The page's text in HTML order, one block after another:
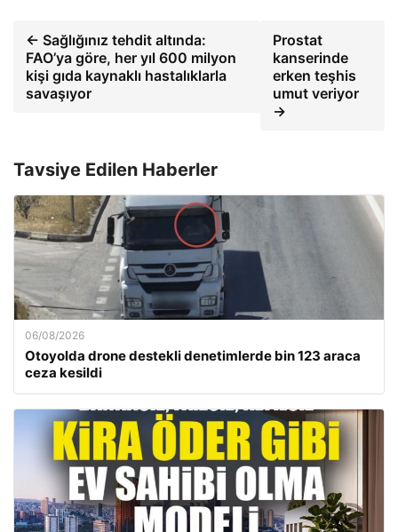
← Sağlığınız tehdit altında:
FAO’ya göre, her yıl 600 milyon
kişi gıda kaynaklı hastalıklarla
savaşıyor
Prostat
kanserinde
erken teşhis
umut veriyor
→
Tavsiye Edilen Haberler
06/08/2026
Otoyolda drone destekli denetimlerde bin 123 araca
ceza kesildi